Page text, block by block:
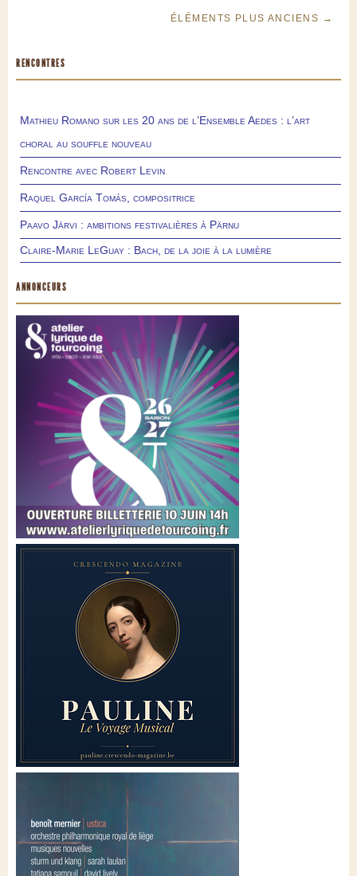
ÉLÉMENTS PLUS ANCIENS →
RENCONTRES
Mathieu Romano sur les 20 ans de l’Ensemble Aedes : l’art
choral au souffle nouveau
Rencontre avec Robert Levin
Raquel García Tomás, compositrice
Paavo Järvi : ambitions festivalières à Pärnu
Claire-Marie LeGuay : Bach, de la joie à la lumière
ANNONCEURS